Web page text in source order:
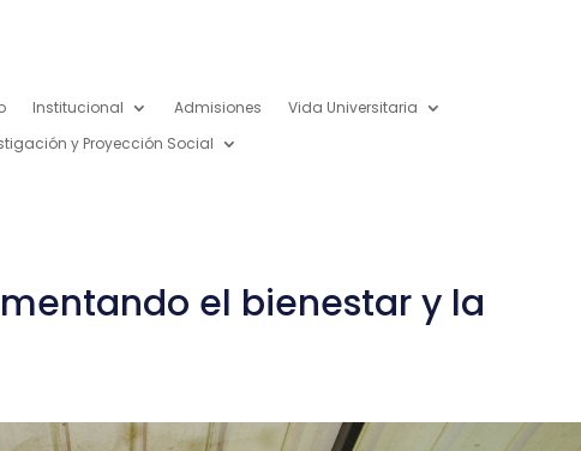
Institucional Admisiones
Vida Universitaria
y Proyección Social
el bienestar y la